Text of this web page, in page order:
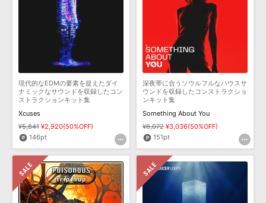
現代的なEDMの要素を捉えたダイ
ナミックなサウンドを収録したコン
ストラクションキット集
Xcuses
¥5,841 ¥2,920(50%OFF)
146pt
深夜帯に合うソウルフルなハウスサ
ウンドを収録したコンストラクショ
ンキット集
Something About You
¥6,072 ¥3,036(50%OFF)
151pt